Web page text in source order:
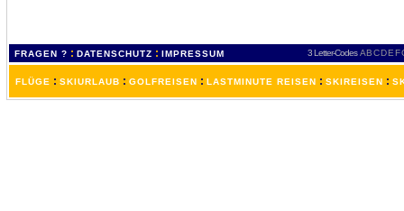
FRAGEN ? : DATENSCHUTZ : IMPRESSUM 3 Letter-Codes ABCDEF
FLÜGE : SKIURLAUB : GOLFREISEN : LASTMINUTE REISEN : SKIREISEN :